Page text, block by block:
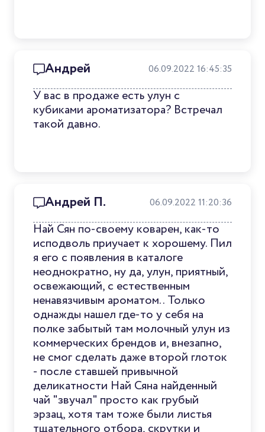
Андрей 06.09.2022 16:45:35
У вас в продаже есть улун с
кубиками ароматизатора? Встречал
такой давно.
Андрей П. 06.09.2022 11:20:36
Най Сян по-своему коварен, как-то
исподволь приучает к хорошему. Пил
я его с появления в каталоге
неоднократно, ну да, улун, приятный,
освежающий, с естественным
ненавязчивым ароматом.. Только
однажды нашел где-то у себя на
полке забытый там молочный улун из
коммерческих брендов и, внезапно,
не смог сделать даже второй глоток
- после ставшей привычной
деликатности Най Сяна найденный
чай "звучал" просто как грубый
эрзац, хотя там тоже были листья